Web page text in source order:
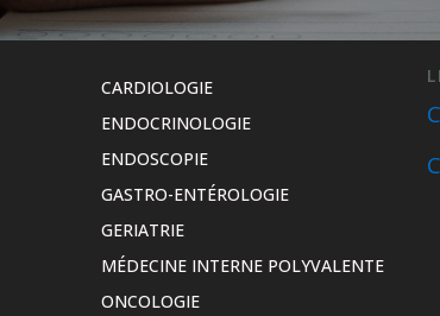
CARDIOLOGIE
ENDOCRINOLOGIE
ENDOSCOPIE
GASTRO-ENTÉROLOGIE
GERIATRIE
MÉDECINE INTERNE POLYVALENTE
ONCOLOGIE